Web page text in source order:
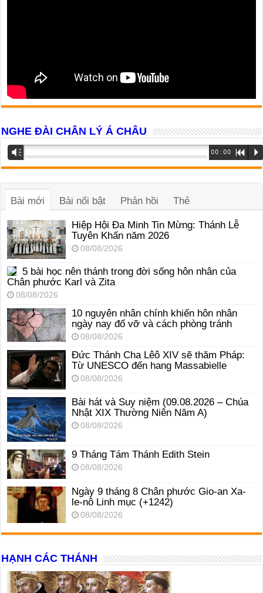
NGHE ĐÀI CHÂN LÝ Á CHÂU
Trình
phát
âm
Vm 00:00 R P
Bài mới Bài nổi bật Phản hồi Thẻ
Hiệp Hội Đa Minh Tin Mừng: Thánh Lễ
Tuyên Khấn năm 2026
08/08/2026
5 bài học nên thánh trong đời sống hôn nhân của
Chân phước Karl và Zita
08/08/2026
10 nguyên nhân chính khiến hôn nhân
ngày nay đổ vỡ và cách phòng tránh
08/08/2026
Đức Thánh Cha Lêô XIV sẽ thăm Pháp:
Từ UNESCO đến hang Massabielle
08/08/2026
Bài hát và Suy niệm (09.08.2026 – Chúa
Nhật XIX Thường Niên Năm A)
08/08/2026
9 Tháng Tám Thánh Edith Stein
08/08/2026
Ngày 9 tháng 8 Chân phước Gio-an Xa-
le-nô Linh mục (+1242)
08/08/2026
HẠNH CÁC THÁNH